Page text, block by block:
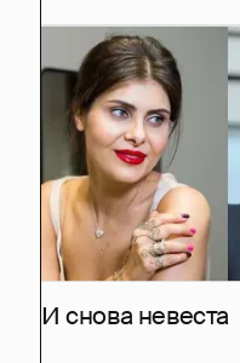
И снова невеста